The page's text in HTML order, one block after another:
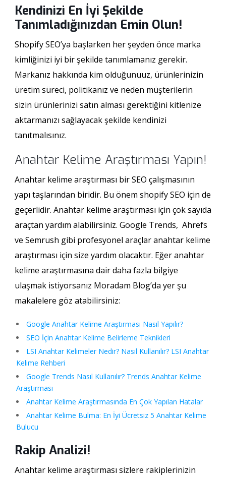
Kendinizi En İyi Şekilde
Tanımladığınızdan Emin Olun!
Shopify SEO’ya başlarken her şeyden önce marka
kimliğinizi iyi bir şekilde tanımlamanız gerekir.
Markanız hakkında kim olduğunuuz, ürünlerinizin
üretim süreci, politikanız ve neden müşterilerin
sizin ürünlerinizi satın alması gerektiğini kitlenize
aktarmanızı sağlayacak şekilde kendinizi
tanıtmalısınız.
Anahtar Kelime Araştırması Yapın!
Anahtar kelime araştırması bir SEO çalışmasının
yapı taşlarından biridir. Bu önem shopify SEO için de
geçerlidir. Anahtar kelime araştırması için çok sayıda
araçtan yardım alabilirsiniz. Google Trends, Ahrefs
ve Semrush gibi profesyonel araçlar anahtar kelime
araştırması için size yardım olacaktır. Eğer anahtar
kelime araştırmasına dair daha fazla bilgiye
ulaşmak istiyorsanız Moradam Blog’da yer şu
makalelere göz atabilirsiniz:
Google Anahtar Kelime Araştırması Nasıl Yapılır?
SEO İçin Anahtar Kelime Belirleme Teknikleri
LSI Anahtar Kelimeler Nedir? Nasıl Kullanılır? LSI Anahtar
Kelime Rehberi
Google Trends Nasıl Kullanılır? Trends Anahtar Kelime
Araştırması
Anahtar Kelime Araştırmasında En Çok Yapılan Hatalar
Anahtar Kelime Bulma: En İyi Ücretsiz 5 Anahtar Kelime
Bulucu
Rakip Analizi!
Anahtar kelime araştırması sizlere rakiplerinizin